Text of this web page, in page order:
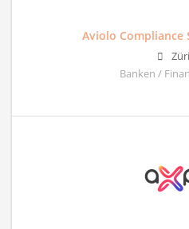
Aviolo Compliance
Banken /